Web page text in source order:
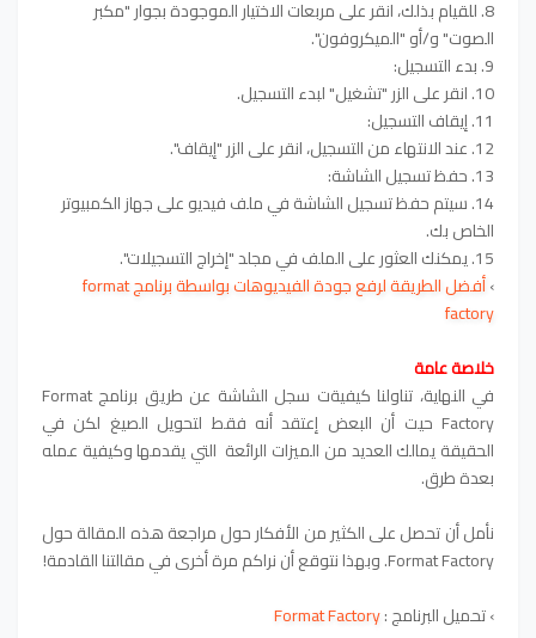
8. للقيام بذلك، انقر على مربعات الاختيار الموجودة بجوار "مكبر
الصوت" و/أو "الميكروفون".
9. بدء التسجيل:
10. انقر على الزر "تشغيل" لبدء التسجيل.
11. إيقاف التسجيل:
12. عند الانتهاء من التسجيل، انقر على الزر "إيقاف".
13. حفظ تسجيل الشاشة:
14. سيتم حفظ تسجيل الشاشة في ملف فيديو على جهاز الكمبيوتر
الخاص بك.
15. يمكنك العثور على الملف في مجلد "إخراج التسجيلات".
›
أفضل الطريقة لرفع جودة الفيديوهات بواسطة برنامج format
factory
خلاصة عامة
في النهاية، تناولنا كيفيةت سجل الشاشة عن طريق برنامجFormat
Factory حيت أن البعض إعتقد أنه فقط لتحويل الصيغ لكن في
الحقيقة يمالك العديد من الميزات الرائعة التي يقدمها وكيفية عمله
بعدة طرق.
نأمل أن تحصل على الكثير من الأفكار حول مراجعة هذه المقالة حول
Format Factory. وبهذا نتوقع أن نراكم مرة أخرى في مقالتنا القادمة!
›تحميل البرنامج :Format Factory